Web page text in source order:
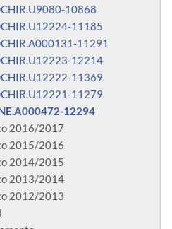
10868
11185
11291
12214
11369
11279
12294
2016/2017
2015/2016
2014/2015
2013/2014
2012/2013